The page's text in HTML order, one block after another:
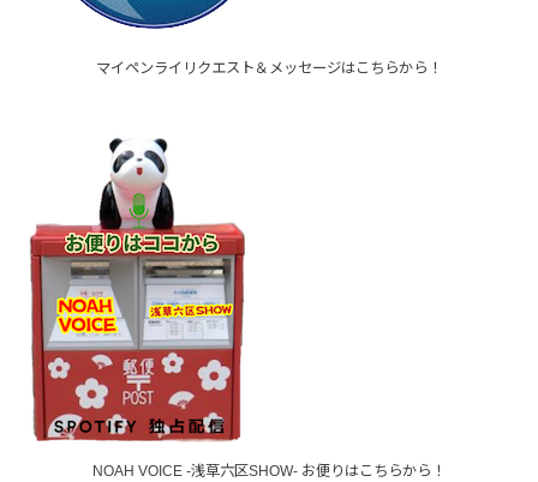
マイペンライリクエスト＆メッセージはこちらから！
NOAH VOICE -浅草六区SHOW- お便りはこちらから！